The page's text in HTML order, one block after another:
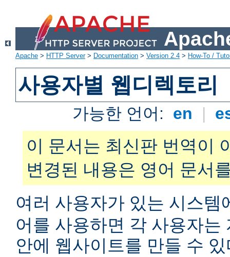
Apache > HTTP Server> Documentation > Version 2.4 > How-To /
사용자별 웹디렉토리
가능한 언어: en |
이 문서는 최신판 번역이
변경된 내용은 영어 문서
여러 사용자가 있는 시스템
어를 사용하면 각 사용자는
안에 웹사이트를 만들 수